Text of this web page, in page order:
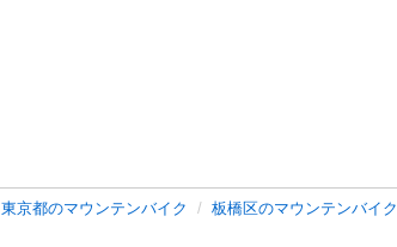
東京都のマウンテンバイク 板橋区のマウンテンバイク